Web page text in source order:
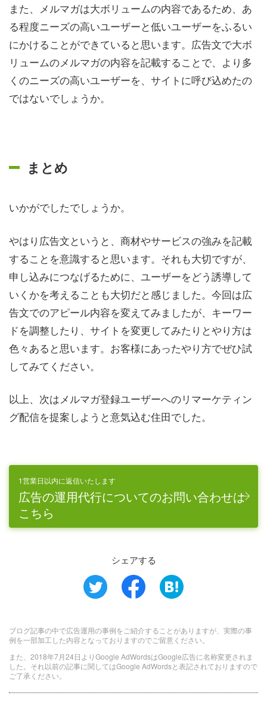
また、メルマガは大ボリュームの内容であるため、あ
る程度ニーズの高いユーザーと低いユーザーをふるい
にかけることができていると思います。広告文で大ボ
リュームのメルマガの内容を記載することで、より多
くのニーズの高いユーザーを、サイトに呼び込めたの
ではないでしょうか。
まとめ
いかがでしたでしょうか。
やはり広告文というと、商材やサービスの強みを記載
することを意識すると思います。それも大切ですが、
申し込みにつなげるために、ユーザーをどう誘導して
いくかを考えることも大切だと感じました。今回は広
告文でのアピール内容を変えてみましたが、キーワー
ドを調整したり、サイトを変更してみたりとやり方は
色々あると思います。お客様にあったやり方でぜひ試
してみてください。
以上、次はメルマガ登録ユーザーへのリマーケティン
グ配信を提案しようと意気込む住田でした。
1営業日以内に返信いたします
広告の運用代行についてのお問い合わせは
こちら
シェアする
ブログ記事の中で広告運用の事例をご紹介することがありますが、実際の事
例を一部加工した内容となっておりますのでご留意ください。
また、2018年7月24日よりGoogle AdWordsはGoogle広告に名称変更されま
した。それ以前の記事に関してはGoogle AdWordsと表記されておりますので
ご了承ください。